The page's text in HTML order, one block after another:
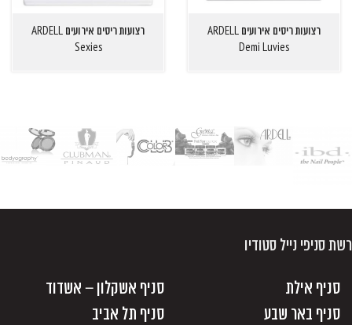
רצועות ריסים אירועים ARDELL
Demi Luvies
רצועות ריסים אירועים ARDELL
Sexies
רשת סניפי נייל סטודיו
סניף אילת
סניף אשקלון – אשדוד
סניף באר שבע
סניף תל אביב